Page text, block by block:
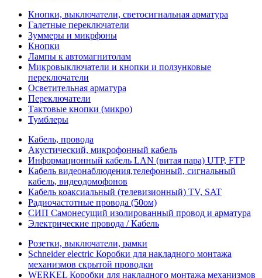
Кнопки, выключатели, светосигнальная арматура
Галетные переключатели
Зуммеры и микрфоны
Кнопки
Лампы к автомагнитолам
Микровыключатели и кнопки и ползунковые
переключатели
Осветительная арматура
Переключатели
Тактовые кнопки (микро)
Тумблеры
Кабель, провода
Акустический, микрофонный кабель
Информационный кабель LAN (витая пара) UTP, FTP
Кабель видеонаблюдения,телефонный, сигнальный
кабель, видеодомофонов
Кабель коаксиальный (телевизионный) TV, SAT
Радиочастотные провода (50ом)
СИП Самонесущий изолированный провод и арматура
Электрические провода / Кабель
Розетки, выключатели, рамки
Schneider electric Коробки для накладного монтажа
механизмов скрытой проводки
WERKEL Коробки для накладного монтажа механизмов